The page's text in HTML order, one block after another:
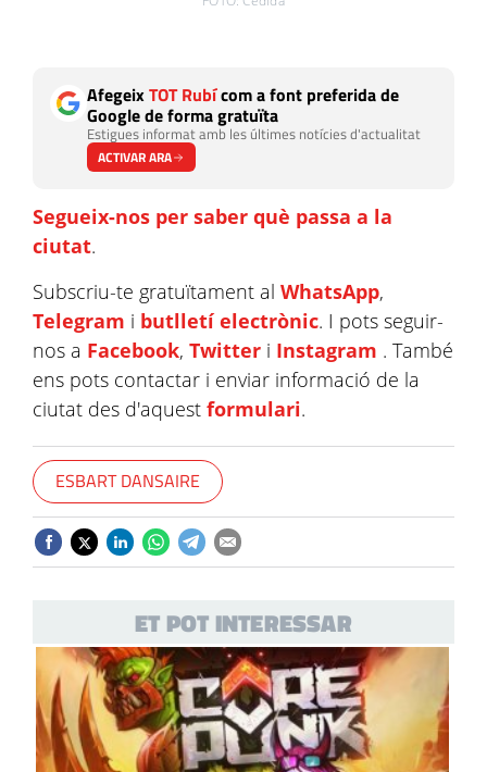
AfegeixTOT Rubícom a font preferida de
Google de forma gratuïta
Estigues informat amb les últimes notícies d'actualitat
ACTIVAR ARA
Segueix-nos per saber què passa a la
ciutat.
Subscriu-te gratuïtament al WhatsApp,
Telegram i butlletí electrònic. I pots seguir-
nos a Facebook, Twitter i Instagram . També
ens pots contactar i enviar informació de la
ciutat des d'aquest formulari.
ESBART DANSAIRE
ET POT INTERESSAR